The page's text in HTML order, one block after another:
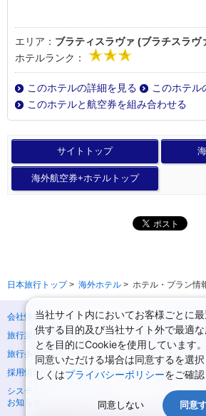
エリア： ブラティスラヴァ (ブラチスラヴ
ホテルランク：
このホテルの詳細を見る
このホテル
このホテルと航空券を組み合わせる
サイトトップ
海外航空券+ホテルトップ
日本旅行トップ> 海外ホテル > ホテル・プラン情
会社情報
プライバシ
旅行業登録票・約款
規約集
旅行条件書
ニュースリ
採用情報
サイトマッ
システムメンテナンスの
お知らせ
当社サイト内においてお客様ごとに
供する目的及び当社サイト外で最適
とを目的にCookieを使用しています
同意いただける場合は同意するを選
しくはプライバシーポリシーをご確認
同意しない 同意